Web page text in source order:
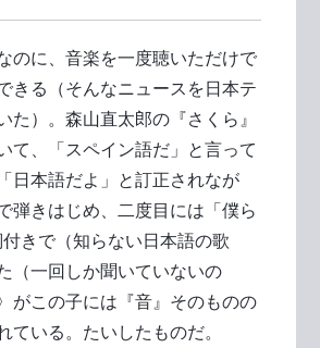
のに、音楽を一度聴いただけで
きる（そんなニュースを日本テ
た）。森山直太郎の『さくら』
て、「スペイン語だ」と言って
日本語だよ」と訂正されなが
弾きはじめ、二度目には「僕ら
きで（知らない日本語の歌
（一回しか聞いていないの
がこの子には『音』そのものの
ている。たいしたものだ。